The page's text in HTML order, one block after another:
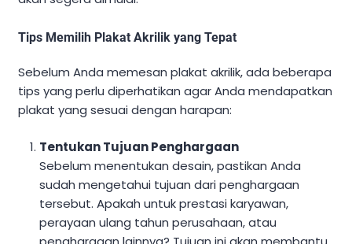
Tips Memilih Plakat Akrilik yang Tepat
Sebelum Anda memesan plakat akrilik, ada beberapa
tips yang perlu diperhatikan agar Anda mendapatkan
plakat yang sesuai dengan harapan:
Tentukan Tujuan Penghargaan
Sebelum menentukan desain, pastikan Anda
sudah mengetahui tujuan dari penghargaan
tersebut. Apakah untuk prestasi karyawan,
perayaan ulang tahun perusahaan, atau